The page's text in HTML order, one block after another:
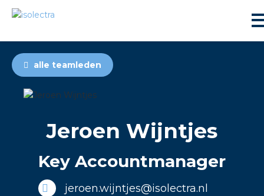
alle teamleden
Jeroen Wijntjes
Key Accountmanager
jeroen.wijntjes@isolectra.nl